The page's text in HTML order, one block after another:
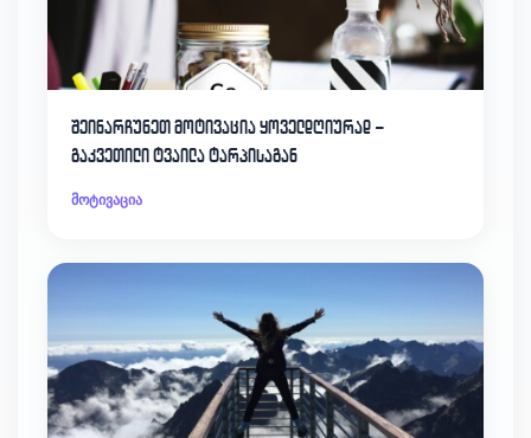
შეინარჩუნეთ მოტივაცია ყოველდღიურად –
გაკვეთილი ტვაილა ტარპისაგან
მოტივაცია